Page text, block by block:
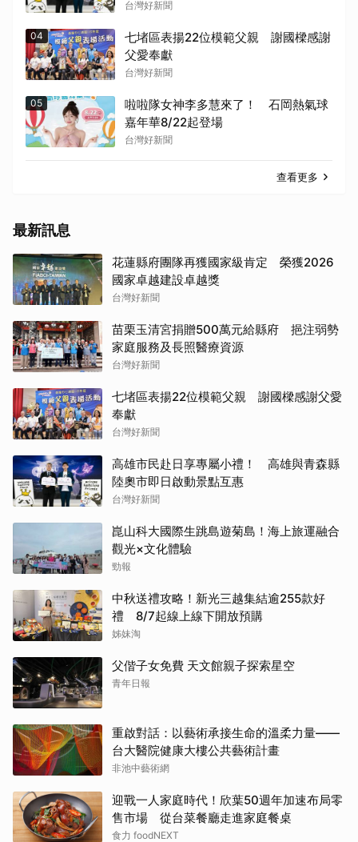
台灣好新聞
04
七堵區表揚22位模範父親 謝國樑感謝
父愛奉獻
台灣好新聞
05
啦啦隊女神李多慧來了！ 石岡熱氣球
嘉年華8/22起登場
台灣好新聞
查看更多
最新訊息
花蓮縣府團隊再獲國家級肯定 榮獲2026
國家卓越建設卓越獎
台灣好新聞
苗栗玉清宮捐贈500萬元給縣府 挹注弱勢
家庭服務及長照醫療資源
台灣好新聞
七堵區表揚22位模範父親 謝國樑感謝父愛
奉獻
台灣好新聞
高雄市民赴日享專屬小禮！ 高雄與青森縣
陸奧市即日啟動景點互惠
台灣好新聞
崑山科大國際生跳島遊菊島！海上旅運融合
觀光×文化體驗
勁報
中秋送禮攻略！新光三越集結逾255款好
禮 8/7起線上線下開放預購
姊妹淘
父偕子女免費 天文館親子探索星空
青年日報
重啟對話：以藝術承接生命的溫柔力量——
台大醫院健康大樓公共藝術計畫
非池中藝術網
迎戰一人家庭時代！欣葉50週年加速布局零
售市場 從台菜餐廳走進家庭餐桌
食力 foodNEXT